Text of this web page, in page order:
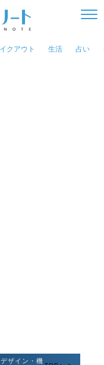
クアウト 生活 占い
ザイン・機